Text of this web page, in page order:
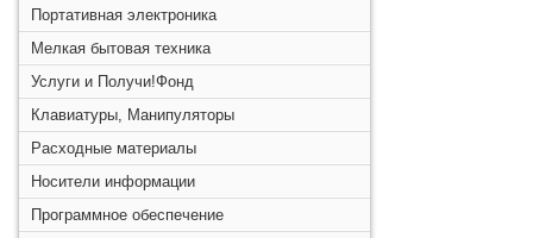
Портативная электроника
Мелкая бытовая техника
Услуги и Получи!Фонд
Клавиатуры, Манипуляторы
Расходные материалы
Носители информации
Программное обеспечение